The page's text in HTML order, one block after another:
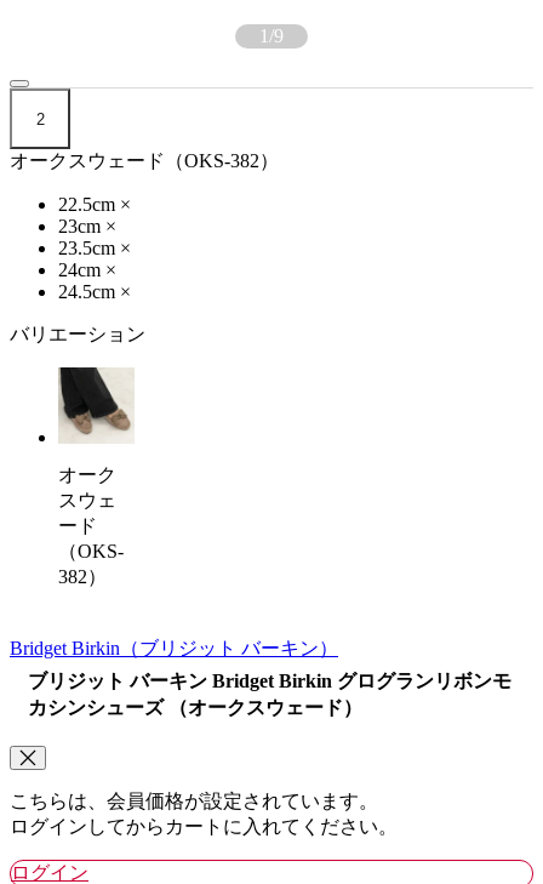
1/9
2
オークスウェード（OKS-382）
22.5cm ×
23cm ×
23.5cm ×
24cm ×
24.5cm ×
バリエーション
オーク
スウェ
ード
（OKS-
382）
Bridget Birkin （ブリジット バーキン）
ブリジット バーキン Bridget Birkin グログランリボンモ
カシンシューズ （オークスウェード）
こちらは、会員価格が設定されています。
ログインしてからカートに入れてください。
ログイン